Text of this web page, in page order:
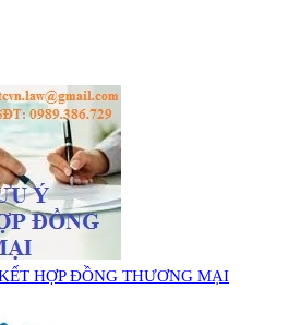
HỢP ĐỒNG THƯƠNG MẠI